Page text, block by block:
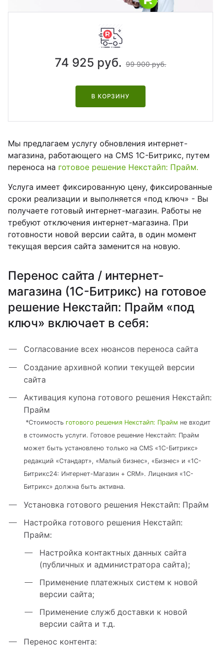
МиниМаркет - лендинг с
и онлайн-оплатой
СберМегаМаркет
74 925 руб. 99 900 руб.
В КОРЗИНУ
Мы предлагаем услугу обновления интернет-
магазина, работающего на CMS 1C-Битрикс, путем
переноса на готовое решение Некстайп: Прайм.
Услуга имеет фиксированную цену, фиксированные
сроки реализации и выполняется «под ключ» - Вы
получаете готовый интернет-магазин. Работы не
требуют отключения интернет-магазина. При
готовности новой версии сайта, в один момент
текущая версия сайта заменится на новую.
Перенос сайта / интернет-
магазина (1С-Битрикс) на готовое
решение Некстайп: Прайм «под
ключ» включает в себя:
Согласование всех нюансов переноса сайта
Создание архивной копии текущей версии
сайта
Активация купона готового решения Некстайп:
Прайм
*Стоимость готового решения Некстайп: Прайм не входит
в стоимость услуги. Готовое решение Некстайп: Прайм
может быть установлено только на CMS «1С-Битрикс»
редакций «Стандарт», «Малый бизнес», «Бизнес» и «1С-
Битрикс24: Интернет-Магазин + CRM». Лицензия «1С-
Битрикс» должна быть активна.
Установка готового решения Некстайп: Прайм
Настройка готового решения Некстайп:
Прайм:
Настройка контактных данных сайта
(публичных и администратора сайта);
Применение платежных систем к новой
версии сайта;
Применение служб доставки к новой
версии сайта и т.д.
Перенос контента: